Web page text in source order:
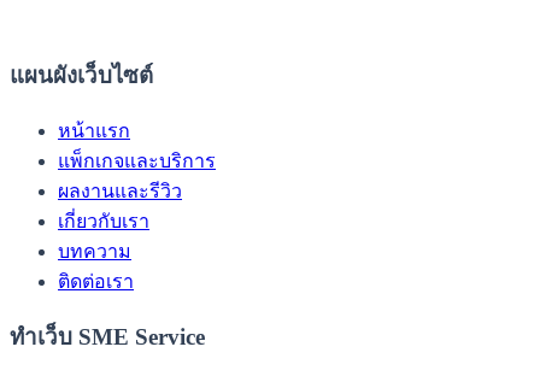
แผนผังเว็บไซต์
หน้าแรก
แพ็กเกจและบริการ
ผลงานและรีวิว
เกี่ยวกับเรา
บทความ
ติดต่อเรา
ทำเว็บ SME Service